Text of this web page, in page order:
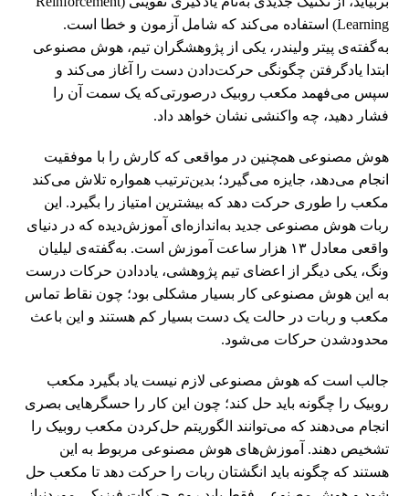
Learning) استفاده می‌کند که شامل آزمون و خطا است.
به‌گفته‌ی پیتر ولیندر، یکی از پژوهشگران تیم، هوش مصنوعی
ابتدا یادگرفتن چگونگی حرکت‌دادن دست را آغاز می‌کند و
سپس می‌فهمد مکعب روبیک در‌صورتی‌که یک سمت آن را
فشار دهید، چه واکنشی نشان خواهد داد.
هوش مصنوعی همچنین در مواقعی که کارش را با موفقیت
انجام می‌دهد، جایزه می‌گیرد؛ بدین‌ترتیب همواره تلاش می‌کند
مکعب را طوری حرکت دهد که بیشترین امتیاز را بگیرد. این
ربات هوش مصنوعی جدید به‌اندازه‌ای آموزش‌دیده که در دنیای
واقعی معادل ۱۳ هزار ساعت آموزش است. به‌گفته‌ی لیلیان
ونگ، یکی دیگر از اعضای تیم پژوهشی، یاددادن حرکات درست
به این هوش مصنوعی کار بسیار مشکلی بود؛ چون نقاط تماس
مکعب و ربات در حالت یک دست بسیار کم هستند و این باعث
محدودشدن حرکات می‌شود.
جالب است که هوش مصنوعی لازم نیست یاد بگیرد مکعب
روبیک را چگونه باید حل کند؛ چون این کار را حسگرهایی بصری
انجام می‌دهند که می‌توانند الگوریتم حل‌کردن مکعب روبیک را
تشخیص دهند. آموزش‌های هوش مصنوعی مربوط به این
هستند که چگونه باید انگشتان ربات را حرکت دهد تا مکعب حل